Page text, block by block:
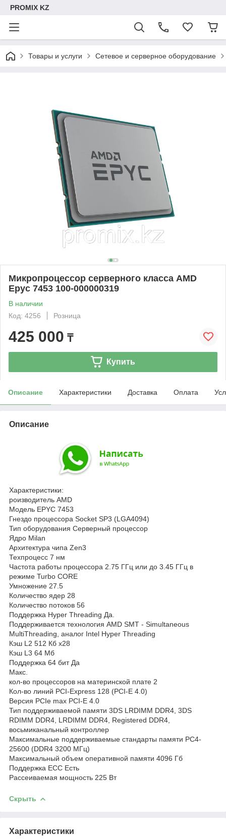
PROMIX KZ
Товары и услуги Сетевое и серверное оборудование
Микропроцессор серверного класса AMD
Epyc 7453 100-000000319
В наличии
Код: 4256
Розница
425 000 ₸
Купить
Описание Характеристики Доставка Оплата
Описание
Характеристики:
роизводитель AMD
Модель EPYC 7453
Гнездо процессора Socket SP3 (LGA4094)
Тип оборудования Серверный процессор
Ядро Milan
Архитектура чипа Zen3
Техпроцесс 7 нм
Частота работы процессора 2.75 ГГц или до 3.45 ГГц в
режиме Turbo CORE
Умножение 27.5
Количество ядер 28
Количество потоков 56
Поддержка Hyper Threading Да.
Поддерживается технология AMD SMT - Simultaneous
MultiThreading, аналог Intel Hyper Threading
Кэш L2 512 Кб x28
Кэш L3 64 Мб
Поддержка 64 бит Да
Макс.
кол-во процессоров на материнской плате 2
Кол-во линий PCI-Express 128 (PCI-E 4.0)
Версия PCIe max PCI-E 4.0
Тип поддерживаемой памяти 3DS LRDIMM DDR4, 3DS
RDIMM DDR4, LRDIMM DDR4, Registered DDR4,
восьмиканальный контроллер
Максимальные поддерживаемые стандарты памяти PC4-
25600 (DDR4 3200 МГц)
Максимальный объем оперативной памяти 4096 Гб
Поддержка ECC Есть
Рассеиваемая мощность 225 Вт
Скрыть
Характеристики